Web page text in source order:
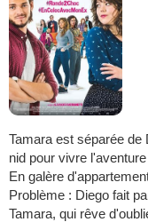
Tamara est séparée de
nid pour vivre
En galère
Problème : Diego fait
Tamara, qui rêve